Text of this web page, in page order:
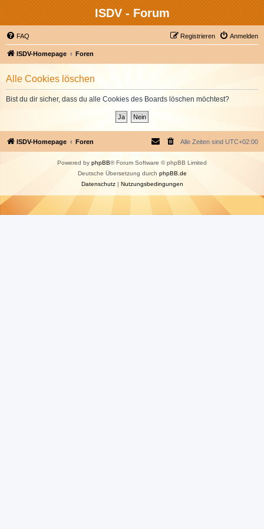
ISDV - Forum
FAQ Anmelden
Registrieren
ISDV-Homepage Foren
Alle Cookies löschen
Bist du dir sicher, dass du alle Cookies des Boards löschen möchtest?
ISDV-Homepage Foren Alle Zeiten sind UTC+02:00
Powered by phpBB® Forum Software © phpBB Limited
Deutsche Übersetzung durch phpBB.de
Datenschutz| Nutzungsbedingungen